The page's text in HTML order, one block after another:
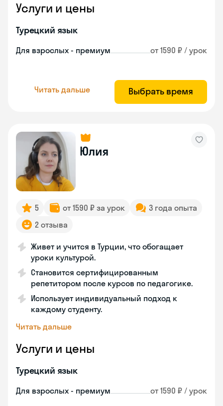
Услуги и цены
Турецкий язык
Для взрослых - премиум от 1590 ₽ / урок
Читать дальше Выбрать время
Юлия
5 от 1590 ₽ за урок
3 года опыта
2 отзыва
Живет и учится в Турции, что обогащает
уроки культурой.
Становится сертифицированным
репетитором после курсов по педагогике.
Использует индивидуальный подход к
каждому студенту.
Читать дальше
Услуги и цены
Турецкий язык
Для взрослых - премиум от 1590 ₽ / урок